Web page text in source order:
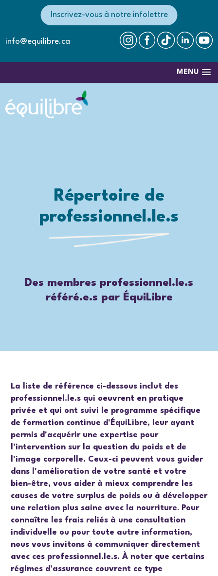
info@equilibre.ca
Inscrivez-vous à notre infolettre
MENU
Répertoire de
professionnel.le.s
Des membres professionnel.le.s
référé.e.s par ÉquiLibre
La liste de référence ci-dessous inclut des
professionnel.le.s qui oeuvrent en pratique
privée et qui ont suivi le programme spécifique
de formation continue d'ÉquiLibre, leur ayant
permis d'acquérir une expertise pour
l'intervention sur la question du poids et de
l'image corporelle. Ceux-ci peuvent vous guider
dans l'amélioration de votre santé et votre
bien-être, vous aider à mieux comprendre les
causes de votre surplus de poids ou à développer
une relation plus saine avec la nourriture. Pour
connaître les frais reliés à une consultation
individuelle ou pour toute autre information,
nous vous invitons à communiquer directement
avec ces professionnel.le.s. À noter que certains
régimes d'assurance couvrent ce type